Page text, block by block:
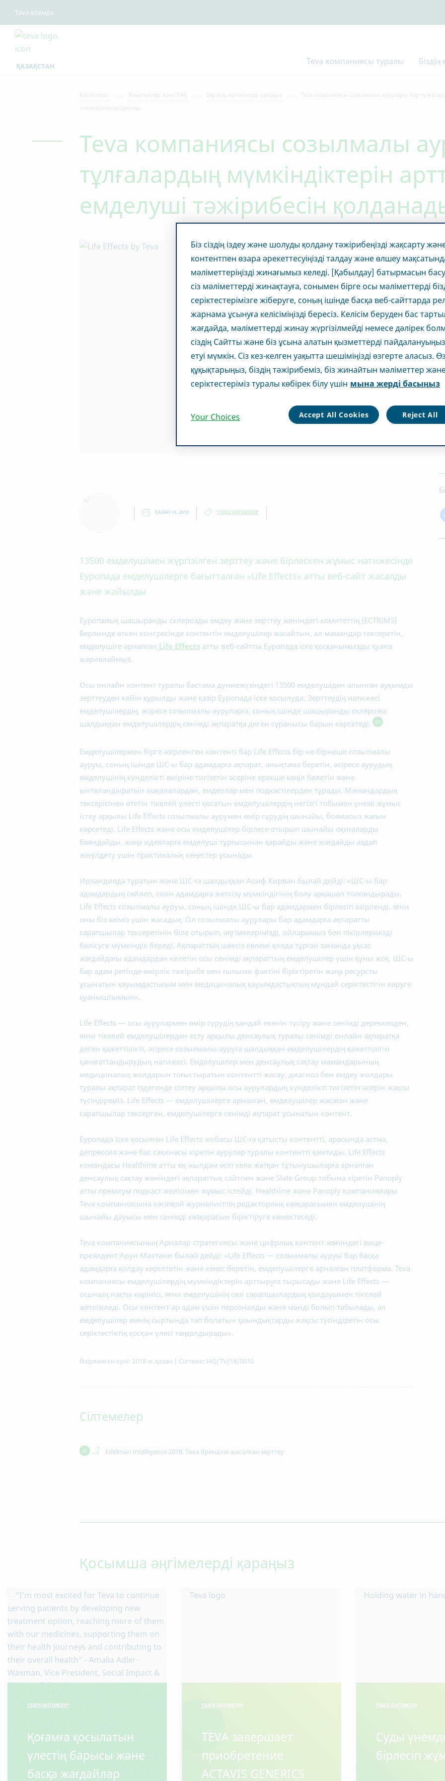
Teva әлемде
Teva компаниясы туралы
ҚАЗАҚСТАН
Teva компаниясы созылмалы
тұлғалардың мүмкіндіктерін
емделуші тәжірибесін
ҚАЗАН 18, 2018 ҮЗДІК ӘҢГІМЕЛЕР
13500 емделушімен жүргізілген зерттеу және бірлескен жұмыс нәтижесінде
Еуропада емделушілерге бағытталған «Life Effects» атты веб-сайт жасалды
және жайылды
Еуропалық шашыранды склерозды емдеу және зерттеу жөніндегі комитеттің (ECTRIMS)
Берлинде өткен конгресінде контентін емделушілер жасайтын, ал мамандар тексеретін,
емделушіге арналған Life Effects атты веб-сайтты Еуропада іске қосқанымызды қуана
жариялаймыз.
Осы онлайн контент туралы бастама дүниежүзіндегі 13500 емделушіден алынған ауқымды
зерттеуден кейін құрылды және қазір Еуропада іске қосылуда. Зерттеудің нәтижесі
емделушілердің, әсіресе созылмалы ауруларға, соның ішінде шашыранды склерозға
шалдыққан емделушілердің сенімді ақпаратқа деген сұранысы барын көрсетеді. 01
Емделушілермен бірге әзірленген контенті бар Life Effects бір не бірнеше созылмалы
ауруы, соның ішінде ШС-ы бар адамдарға ақпарат, анықтама беретін, әсіресе аурудың
емделушінің күнделікті өміріне тигізетін әсеріне ерекше көңіл бөлетін және
ынталандыратын мақалалардан, видеолар мен подкастілерден тұрады. Мамандардың
тексерісінен өтетін тікелей үлесті қосатын емделушілердің негізгі тобымен үнемі жұмыс
істеу арқылы Life Effects созылмалы аурумен өмір сүрудің шынайы, боямасыз жағын
көрсетеді. Life Effects және осы емделушілер бірлесе отырып шынайы оқиғаларды
баяндайды, жаңа идеяларға емделуші тұрғысынан қарайды және жағдайды аздап
жеңілдету үшін практикалық кеңестер ұсынады.
Ирландияда тұратын және ШС-ға шалдыққан Аоиф Кирван былай дейді: «ШС-ы бар
адамдардың сөйлеп, сөзін адамдарға жеткізу мүмкіндігінің болу әрқашан толғандырады.
Life Effects созылмалы ауруы, соның ішінде ШС-ы бар адамдармен бірлесіп әзірленді, яғни
оны біз өзіміз үшін жасадық. Ол созылмалы аурулары бар адамдарға ақпаратты
сарапшылар тексеретінін біле отырып, әңгімелерімізді, ойларымыз бен пікірлерімізді
бөлісуге мүмкіндік береді. Ақпараттың шексіз көлемі қолда тұрған заманда ұқсас
жағдайдағы адамдардан келетін осы сенімді ақпараттың емделушілер үшін құны жоқ. ШС-ы
бар адам ретінде өмірлік тәжірибе мен ғылыми фактіні біріктіретін жаңа ресурсты
ұсынатын қауымдастығым мен медициналық қауымдастықтың мұндай серіктестігін көруге
қуаныштымын».
Life Effects — осы аурулармен өмір сүрудің қандай екенін түсіру және сенімді дереккөзден,
яғни тікелей емделушілерден есту арқылы денсаулық туралы сенімді онлайн ақпаратқа
деген қажеттілікті, әсіресе созылмалы ауруға шалдыққан емделушілердің қажеттілігін
қанағаттандырудың нәтижесі. Емделушілер мен денсаулық сақтау мамандарының
медициналық жолдарын тоғыстыратын контентті жасау, диагноз бен емдеу жолдары
туралы ақпарат іздегенде сілтеу арқылы осы аурулардың күнделікті тигізетін әсерін жақсы
түсіндіреміз. Life Effects — емделушілерге арналған, емделушілер жасаған және
сарапшылар тексерген, емделушілерге сенімді ақпарат ұсынатын контент.
Еуропада іске қосылған Life Effects жобасы ШС-ға қатысты контентті, арасында астма,
депрессия және бас сақинасы кіретін аурулар туралы контентті қамтиды. Life Effects
командасы Healthline атты ең жылдам өсіп келе жатқан тұтынушыларға арналған
денсаулық сақтау жөніндегі ақпараттық сайтпен және Slate Group тобына кіретін Panoply
атты премиум подкаст желісімен жұмыс істейді. Healthline және Panoply компаниялары
Teva компаниясына кәсіпқой журналисттің редакторлық көзқарасымен емделушінің
шынайы дауысы мен сенімді көзқарасын біріктіруге көмектеседі.
Teva компаниясының Арналар стратегиясы және цифрлық контент жөніндегі вице-
президент Арун Махтани былай дейді: «Life Effects — созылмалы ауруы бар басқа
адамдарға қолдау көрсететін және кеңес беретін, емделушілерге арналған платформа. Teva
компаниясы емделушілердің мүмкіндіктерін арттыруға тырысады және Life Effects —
осының нақты көрінісі, яғни емделушінің сөзі сарапшылардың қолдауымен тікелей
жеткізіледі. Осы контент әр адам үшін персоналды және мәнді болып табылады, ал
емделушілер емнің сыртында тап болатын қиындықтарды жақсы түсіндіретін осы
серіктестіктің қосқан үлесі таңқалдырады».
Әзірленген күні: 2018 ж. қазан | Сілтеме: HQ/TV/18/0010
Сілтемелер
Back to contents.
Edelman Intelligence 2018. Teva брендіне жасалған зерттеу
Қосымша әңгімелерді қараңыз
ҮЗДІК ӘҢГІМЕЛЕР
Қоғамға қосылатын
үлестің барысы және
басқа жағдайлар
ҮЗДІК ӘҢГІМЕЛЕР
TEVA завершает
приобретение
ACTAVIS GENERICS
ҮЗДІК ӘҢГІМЕЛЕР
Суды
бірлесіп
Біз сіздің іздеу және шолуды қолдану тәжірибеңізді жақсарту
контентпен өзара әрекеттесуіңізді талдау және өлшеу
мәліметтеріңізді жинағымыз келеді. [Қабылдау] батырмасын
сіз мәліметтерді жинақтауға, сонымен бірге осы мәліметтерді
серіктестерімізге жіберуге, соның ішінде басқа веб-сайттарда
жарнама ұсынуға келісіміңізді бересіз. Келісім беруден бас
жағдайда, мәліметтерді жинау жүргізілмейді немесе дәлірек
сіздің Сайтты және біз ұсына алатын қызметтерді
етуі мүмкін. Сіз кез-келген уақытта шешіміңізді өзгерте аласыз. Өз
құқықтарыңыз, біздің тәжірибеміз, біз жинайтын мәліметтер және
серіктестеріміз туралы көбірек білу үшін мына жерді басыңыз
Accept All Cookies Reject All
Your Choices